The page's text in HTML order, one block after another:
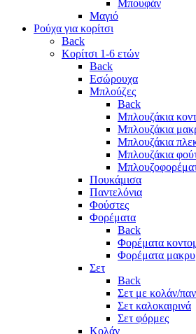
Μπουφάν
Μαγιό
Ρούχα για κορίτσι
Back
Κορίτσι 1-6 ετών
Back
Εσώρουχα
Μπλούζες
Back
Μπλουζάκια
Μπλουζάκια
Μπλουζάκια
Μπλουζάκια
Πουκάμισα
Παντελόνια
Φούστες
Φορέματα
Back
Φορέματα
Φορέματα
Σετ
Back
Σετ με κολάν/
Σετ καλοκαιρινά
Σετ φόρμες
Κολάν